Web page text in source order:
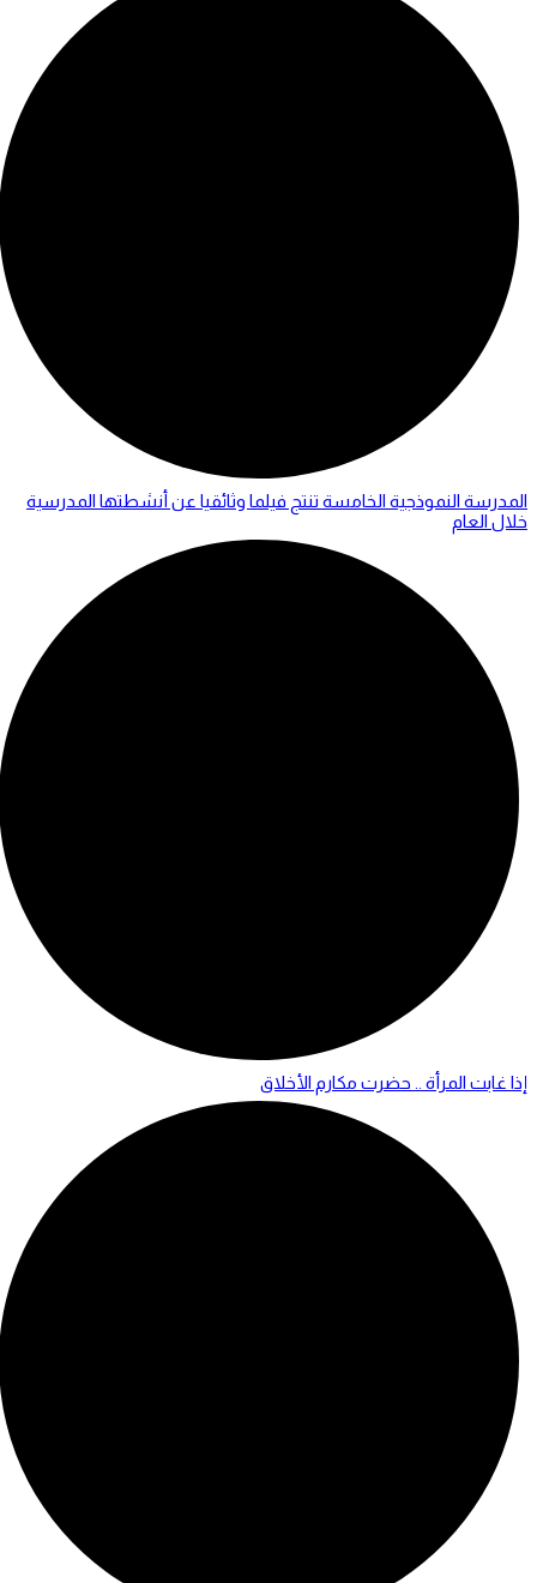
المدرسة النموذجية الخامسة تنتج فيلما وثائقيا عن أنشطتها المدرسية
خلال العام
إذا غابت المرأة .. حضرت مكارم الأخلاق